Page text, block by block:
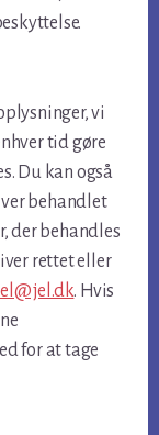
vi
tid gøre
Du kan også
behandlet
der behandles
rettet eller
. Hvis
for at tage